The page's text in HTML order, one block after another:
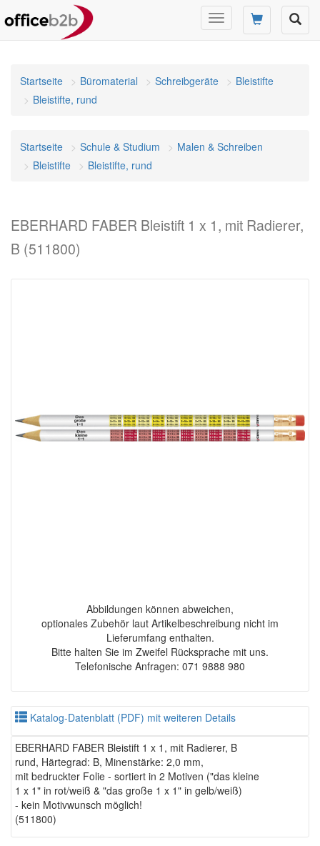
Navigation
umschalten
Startseite Büromaterial Schreibgeräte
Bleistifte
Bleistifte, rund
Startseite Schule & Studium
Malen & Schreiben
Bleistifte
Bleistifte, rund
EBERHARD FABER Bleistift 1 x 1, mit Radierer,
B (511800)
Abbildungen können abweichen,
optionales Zubehör laut Artikelbeschreibung nicht im
Lieferumfang enthalten.
Bitte halten Sie im Zweifel Rücksprache mit uns.
Telefonische Anfragen: 071 9888 980
Katalog-Datenblatt (PDF) mit weiteren Details
EBERHARD FABER Bleistift 1 x 1, mit Radierer, B
rund, Härtegrad: B, Minenstärke: 2,0 mm,
mit bedruckter Folie - sortiert in 2 Motiven ("das kleine
1 x 1" in rot/weiß & "das große 1 x 1" in gelb/weiß)
- kein Motivwunsch möglich!
(511800)